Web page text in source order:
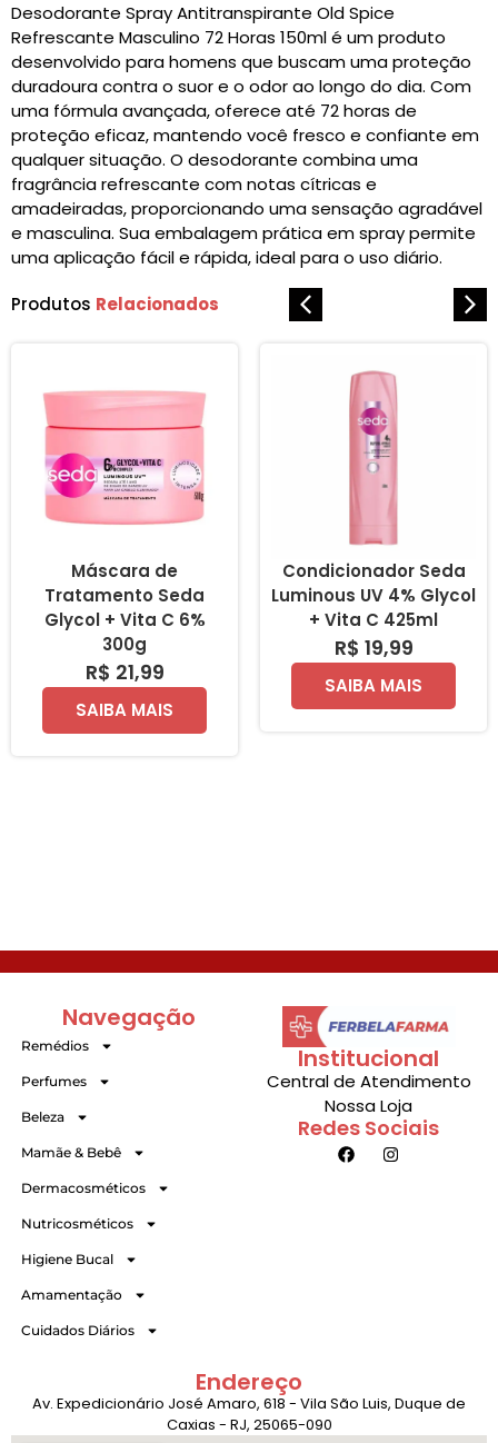
Desodorante Spray Antitranspirante Old Spice
Refrescante Masculino 72 Horas 150ml é um produto
desenvolvido para homens que buscam uma proteção
duradoura contra o suor e o odor ao longo do dia. Com
uma fórmula avançada, oferece até 72 horas de
proteção eficaz, mantendo você fresco e confiante em
qualquer situação. O desodorante combina uma
fragrância refrescante com notas cítricas e
amadeiradas, proporcionando uma sensação agradável
e masculina. Sua embalagem prática em spray permite
uma aplicação fácil e rápida, ideal para o uso diário.
Produtos Relacionados
Máscara de
Tratamento Seda
Glycol + Vita C 6%
300g
R$ 21,99
SAIBA MAIS
Condicionador Seda
Luminous UV 4% Glycol
+ Vita C 425ml
R$ 19,99
SAIBA MAIS
Institucional
Central de Atendimento
Nossa Loja
Redes Sociais
Navegação
Remédios
Perfumes
Beleza
Mamãe & Bebê
Dermacosméticos
Nutricosméticos
Higiene Bucal
Amamentação
Cuidados Diários
Endereço
Av. Expedicionário José Amaro, 618 - Vila São Luis, Duque de
Caxias - RJ, 25065-090